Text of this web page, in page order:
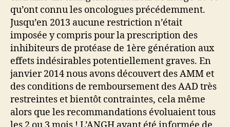
qu’ont connu les oncologues précédemment.
Jusqu’en 2013 aucune restriction n’était
imposée y compris pour la prescription des
inhibiteurs de protéase de 1ère génération aux
effets indésirables potentiellement graves. En
janvier 2014 nous avons découvert des AMM et
des conditions de remboursement des AAD très
restreintes et bientôt contraintes, cela même
alors que les recommandations évoluaient tous